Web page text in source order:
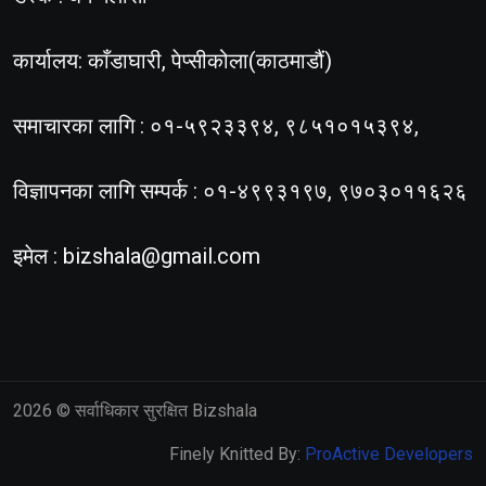
कार्यालय: काँडाघारी, पेप्सीकोला(काठमाडौं)
समाचारका लागि : ०१-५९२३३९४, ९८५१०१५३९४,
विज्ञापनका लागि सम्पर्क : ०१-४९९३१९७, ९७०३०११६२६
इमेल : bizshala@gmail.com
2026 © सर्वाधिकार सुरक्षित Bizshala
Finely Knitted By: ProActive Developers